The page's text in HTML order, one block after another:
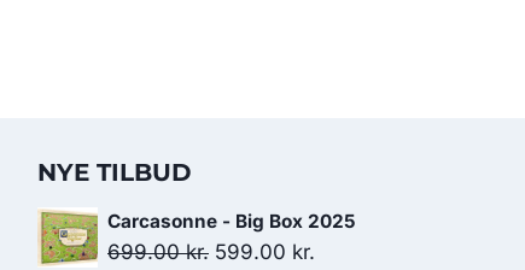
NYE TILBUD
Carcasonne - Big Box 2025
699.00kr. Den
599.00 kr.